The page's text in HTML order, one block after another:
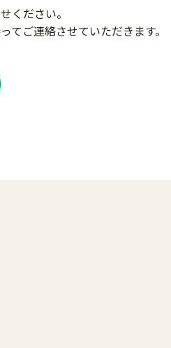
ください。
てご連絡させていただきます。